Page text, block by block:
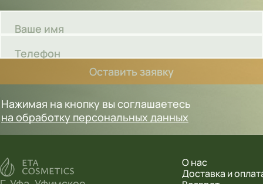
Ваше имя
Телефон
Оставить заявку
Нажимая на кнопку вы соглашаетесь
на обработку персональных данных
О нас
Доставка и